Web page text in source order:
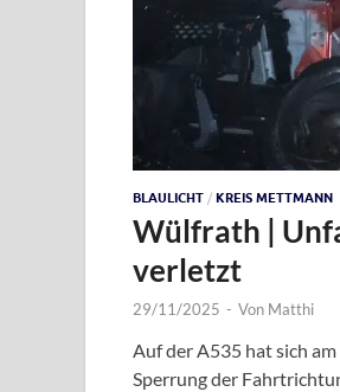
BLAULICHT / KREIS METTMANN
Wülfrath |
verletzt
29/11/2025 - Von Matthi
Auf der A535 hat sich
Sperrung der